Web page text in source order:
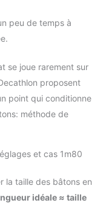
peu de temps à
se joue rarement sur
proposent
point qui conditionne
méthode de
et cas 1m80
la taille des bâtons en
idéale ≈ taille